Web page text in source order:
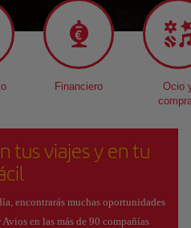
Financiero
Ocio
tus viajes y en tu
encontrarás muchas oportunidades
en las más de 90 compañías